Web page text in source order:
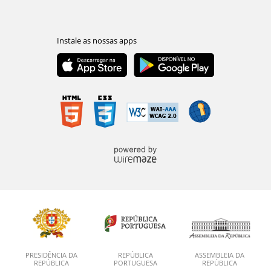
PRESIDÊNCIA DA
REPÚBLICA
REPÚBLICA
PORTUGUESA
ASSEMBLEIA DA
REPÚBLICA